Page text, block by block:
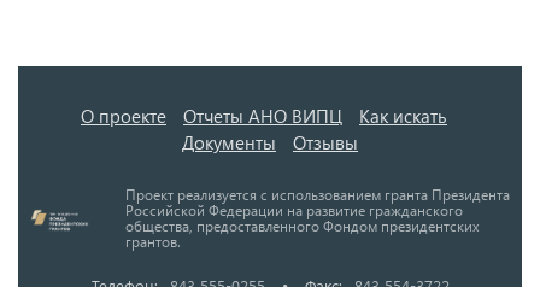
О проекте Отчеты АНО ВИПЦ
Как искать
Документы
Отзывы
Проект реализуется с использованием гранта Президента
Российской Федерации на развитие гражданского
общества, предоставленного Фондом президентских
грантов.